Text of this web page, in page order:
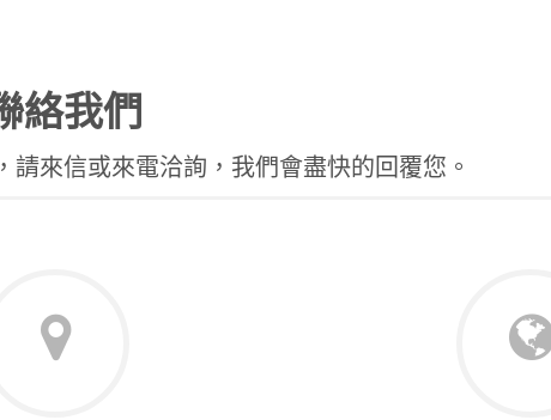
絡我們
來信或來電洽詢，我們會盡快的回覆您。